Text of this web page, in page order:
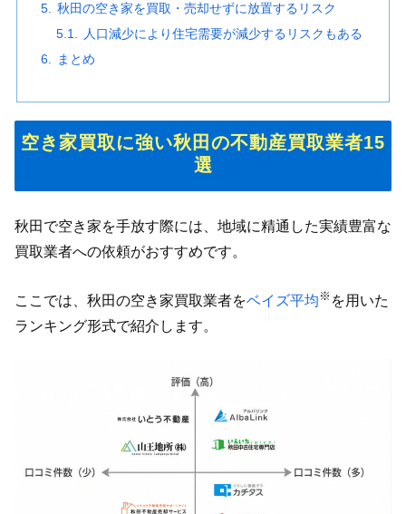
秋田の空き家を買取・売却せずに放置するリスク
人口減少により住宅需要が減少するリスクもある
まとめ
空き家買取に強い秋田の不動産買取業者15
選
秋田で空き家を手放す際には、地域に精通した実績豊富な
買取業者への依頼がおすすめです。
ここでは、秋田の空き家買取業者をベイズ平均 ※ を用いた
ランキング形式で紹介します。​